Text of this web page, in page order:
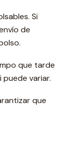
Si
de
que tarde
variar.
que